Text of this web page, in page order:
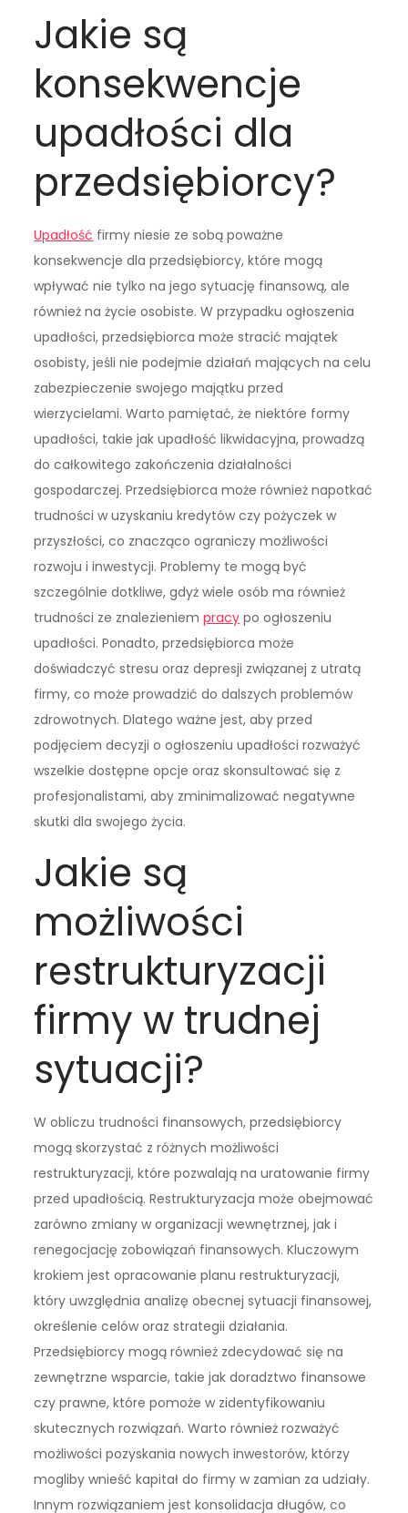
Jakie są
konsekwencje
upadłości dla
przedsiębiorcy?
Upadłość firmy niesie ze sobą poważne
konsekwencje dla przedsiębiorcy, które mogą
wpływać nie tylko na jego sytuację finansową, ale
również na życie osobiste. W przypadku ogłoszenia
upadłości, przedsiębiorca może stracić majątek
osobisty, jeśli nie podejmie działań mających na celu
zabezpieczenie swojego majątku przed
wierzycielami. Warto pamiętać, że niektóre formy
upadłości, takie jak upadłość likwidacyjna, prowadzą
do całkowitego zakończenia działalności
gospodarczej. Przedsiębiorca może również napotkać
trudności w uzyskaniu kredytów czy pożyczek w
przyszłości, co znacząco ograniczy możliwości
rozwoju i inwestycji. Problemy te mogą być
szczególnie dotkliwe, gdyż wiele osób ma również
trudności ze znalezieniempracy po ogłoszeniu
upadłości. Ponadto, przedsiębiorca może
doświadczyć stresu oraz depresji związanej z utratą
firmy, co może prowadzić do dalszych problemów
zdrowotnych. Dlatego ważne jest, aby przed
podjęciem decyzji o ogłoszeniu upadłości rozważyć
wszelkie dostępne opcje oraz skonsultować się z
profesjonalistami, aby zminimalizować negatywne
skutki dla swojego życia.
Jakie są
możliwości
restrukturyzacji
firmy w trudnej
sytuacji?
W obliczu trudności finansowych, przedsiębiorcy
mogą skorzystać z różnych możliwości
restrukturyzacji, które pozwalają na uratowanie firmy
przed upadłością. Restrukturyzacja może obejmować
zarówno zmiany w organizacji wewnętrznej, jak i
renegocjację zobowiązań finansowych. Kluczowym
krokiem jest opracowanie planu restrukturyzacji,
który uwzględnia analizę obecnej sytuacji finansowej,
określenie celów oraz strategii działania.
Przedsiębiorcy mogą również zdecydować się na
zewnętrzne wsparcie, takie jak doradztwo finansowe
czy prawne, które pomoże w zidentyfikowaniu
skutecznych rozwiązań. Warto również rozważyć
możliwości pozyskania nowych inwestorów, którzy
mogliby wnieść kapitał do firmy w zamian za udziały.
Innym rozwiązaniem jest konsolidacja długów, co